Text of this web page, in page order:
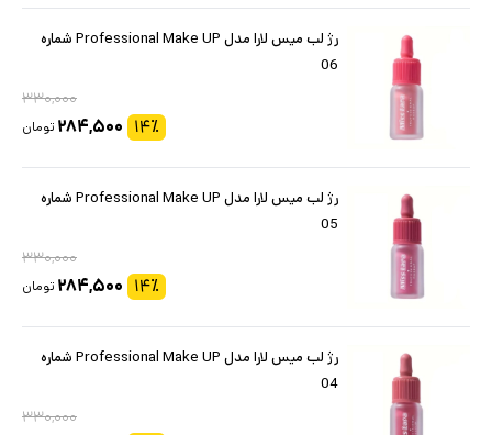
رژ لب میس لارا مدل Professional Make UP شماره
06
۳۳۰,۰۰۰
۱۴٪ ۲۸۴,۵۰۰ تومان
رژ لب میس لارا مدل Professional Make UP شماره
05
۳۳۰,۰۰۰
۱۴٪ ۲۸۴,۵۰۰ تومان
رژ لب میس لارا مدل Professional Make UP شماره
04
۳۳۰,۰۰۰